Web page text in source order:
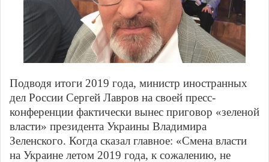
Подводя итоги 2019 года, министр иностранных
дел России Сергей Лавров на своей пресс-
конференции фактически вынес приговор «зеленой
власти» президента Украины Владимира
Зеленского. Когда сказал главное: «Смена власти
на Украине летом 2019 года, к сожалению, не